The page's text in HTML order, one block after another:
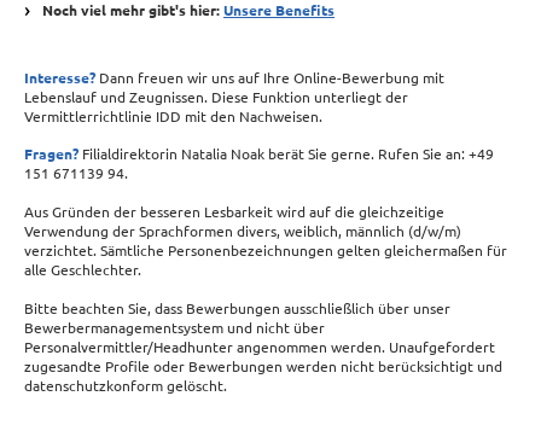
Noch viel mehr gibt's hier: Unsere Benefits
Interesse? Dann freuen wir uns auf Ihre Online-Bewerbung mit
Lebenslauf und Zeugnissen. Diese Funktion unterliegt der
Vermittlerrichtlinie IDD mit den Nachweisen.
Fragen? Filialdirektorin Natalia Noak berät Sie gerne. Rufen Sie an: +49
151 671139 94.
Aus Gründen der besseren Lesbarkeit wird auf die gleichzeitige
Verwendung der Sprachformen divers, weiblich, männlich (d/w/m)
verzichtet. Sämtliche Personenbezeichnungen gelten gleichermaßen für
alle Geschlechter.
Bitte beachten Sie, dass Bewerbungen ausschließlich über unser
Bewerbermanagementsystem und nicht über
Personalvermittler/Headhunter angenommen werden. Unaufgefordert
zugesandte Profile oder Bewerbungen werden nicht berücksichtigt und
datenschutzkonform gelöscht.